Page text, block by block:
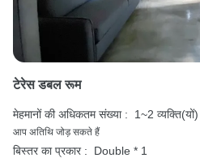
टेरेस डबल रूम
मेहमानों की अधिकतम संख्या : 1~2 व्यक्ति(यों)
आप अतिथि जोड़ सकते हैं
बिस्तर का प्रकार :
Double * 1